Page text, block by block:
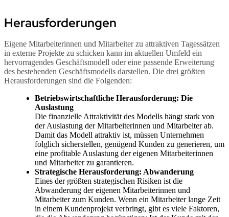
Herausforderungen
Eigene Mitarbeiterinnen und Mitarbeiter zu attraktiven Tagessätzen
in externe Projekte zu schicken kann im aktuellen Umfeld ein
hervorragendes Geschäftsmodell oder eine passende Erweiterung
des bestehenden Geschäftsmodells darstellen. Die drei größten
Herausforderungen sind die Folgenden:
Betriebswirtschaftliche Herausforderung: Die
Auslastung
Die finanzielle Attraktivität des Modells hängt stark von
der Auslastung der Mitarbeiterinnen und Mitarbeiter ab.
Damit das Modell attraktiv ist, müssen Unternehmen
folglich sicherstellen, genügend Kunden zu generieren, um
eine profitable Auslastung der eigenen Mitarbeiterinnen
und Mitarbeiter zu garantieren.
Strategische Herausforderung: Abwanderung
Eines der größten strategischen Risiken ist die
Abwanderung der eigenen Mitarbeiterinnen und
Mitarbeiter zum Kunden. Wenn ein Mitarbeiter lange Zeit
in einem Kundenprojekt verbringt, gibt es viele Faktoren,